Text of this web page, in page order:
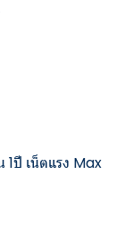
ปี เน็ตแรง Max